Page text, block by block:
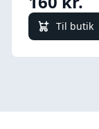
Til butik